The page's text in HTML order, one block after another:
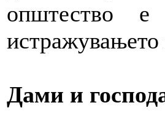
општество
истражувањето
Дами и